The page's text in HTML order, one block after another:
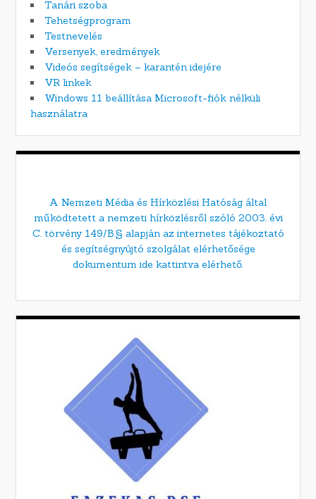
Tanári szoba
Tehetségprogram
Testnevelés
Versenyek, eredmények
Videós segítségek – karantén idejére
VR linkek
Windows 11 beállítása Microsoft-fiók nélküli
használatra
A Nemzeti Média és Hírközlési Hatóság által
működtetett a nemzeti hírközlésről szóló 2003. évi
C. törvény 149/B.§ alapján az internetes tájékoztató
és segítségnyújtó szolgálat elérhetősége
dokumentum ide kattintva elérhető.